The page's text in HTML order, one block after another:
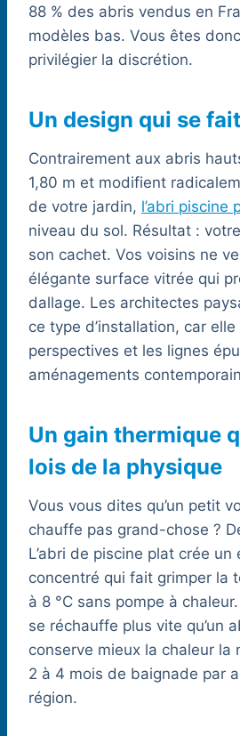
88 % des abris vendus en
modèles bas. Vous êtes
privilégier la discrétion.
Un design qui se
Contrairement aux abris
1,80 m et modifient
de votre jardin, l’abri piscine
niveau du sol. Résultat :
son cachet. Vos voisins ne
élégante surface vitrée qui
dallage. Les architectes
ce type d’installation, car
perspectives et les lignes
aménagements
Un gain thermique
lois de la physique
Vous vous dites qu’un petit
chauffe pas grand-chose ?
L’abri de piscine plat crée
concentré qui fait grimper la
à 8 °C sans pompe à
se réchauffe plus vite qu’un
conserve mieux la chaleur la
2 à 4 mois de baignade par
région.